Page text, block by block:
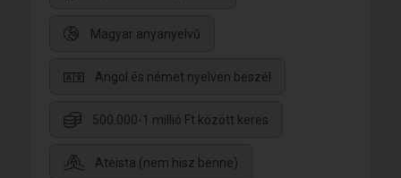
Magyar anyanyelvű
Angol és német nyelven beszél
500.000-1 millió Ft között keres
Ateista (nem hisz benne)